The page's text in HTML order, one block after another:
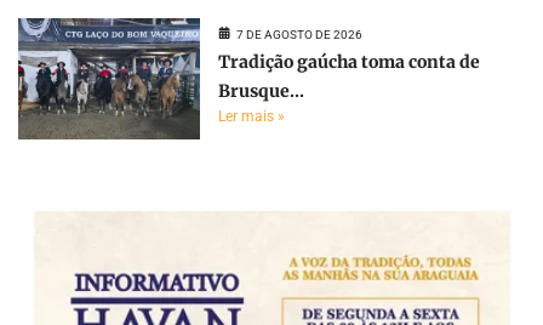
7 DE AGOSTO DE 2026
Tradição gaúcha toma conta de
Brusque...
Ler mais »